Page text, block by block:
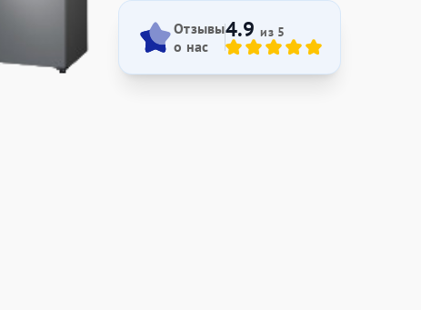
Отзывы
о нас
4.9из 5